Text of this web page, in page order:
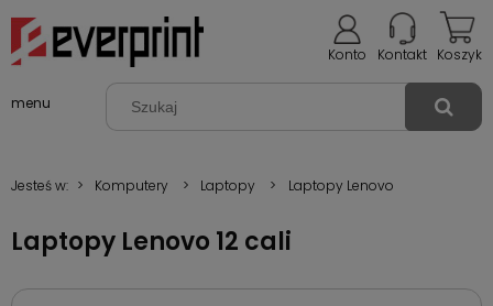
Koszyk
Kontakt
Konto
menu
Jesteś w: > Komputery > Laptopy > Laptopy Lenovo
Laptopy Lenovo 12 cali